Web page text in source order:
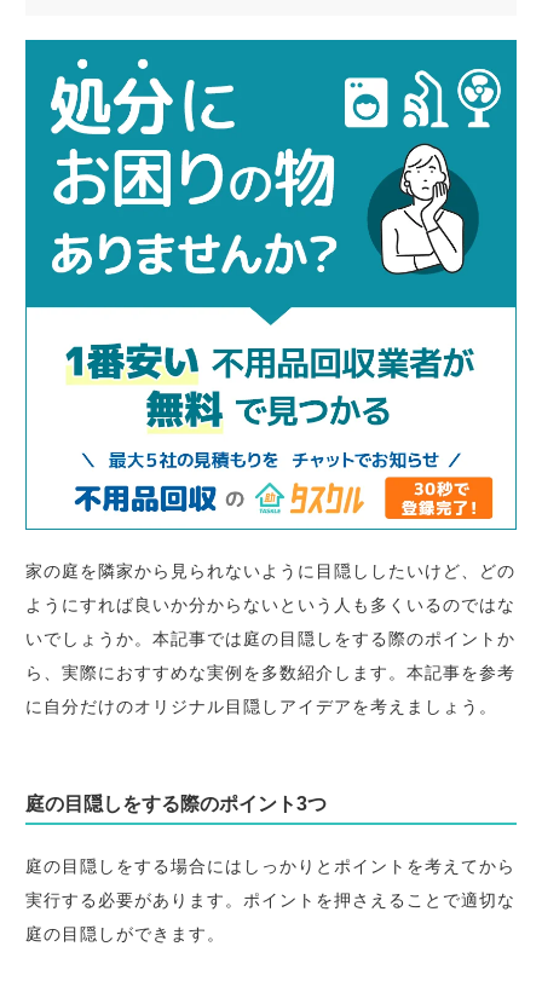
家の庭を隣家から見られないように目隠ししたいけど、どの
ようにすれば良いか分からないという人も多くいるのではな
いでしょうか。本記事では庭の目隠しをする際のポイントか
ら、実際におすすめな実例を多数紹介します。本記事を参考
に自分だけのオリジナル目隠しアイデアを考えましょう。
庭の目隠しをする際のポイント3つ
庭の目隠しをする場合にはしっかりとポイントを考えてから
実行する必要があります。ポイントを押さえることで適切な
庭の目隠しができます。